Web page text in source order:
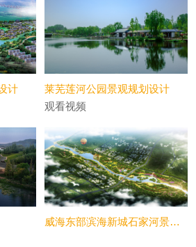
计
莱芜莲河公园景观规划设计
观看视频
威海东部滨海新城石家河景观方案设计